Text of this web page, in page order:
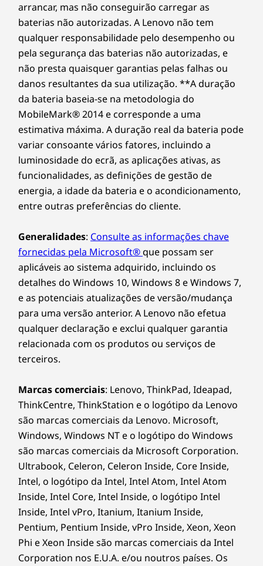
arrancar, mas não conseguirão carregar as
baterias não autorizadas. A Lenovo não tem
qualquer responsabilidade pelo desempenho ou
pela segurança das baterias não autorizadas, e
não presta quaisquer garantias pelas falhas ou
danos resultantes da sua utilização. **A duração
da bateria baseia-se na metodologia do
MobileMark® 2014 e corresponde a uma
estimativa máxima. A duração real da bateria pode
variar consoante vários fatores, incluindo a
luminosidade do ecrã, as aplicações ativas, as
funcionalidades, as definições de gestão de
energia, a idade da bateria e o acondicionamento,
entre outras preferências do cliente.
Generalidades: Consulte as informações chave
fornecidas pela Microsoft®que possam ser
aplicáveis ao sistema adquirido, incluindo os
detalhes do Windows 10, Windows 8 e Windows 7,
e as potenciais atualizações de versão/mudança
para uma versão anterior. A Lenovo não efetua
qualquer declaração e exclui qualquer garantia
relacionada com os produtos ou serviços de
terceiros.
Marcas comerciais: Lenovo, ThinkPad, Ideapad,
ThinkCentre, ThinkStation e o logótipo da Lenovo
são marcas comerciais da Lenovo. Microsoft,
Windows, Windows NT e o logótipo do Windows
são marcas comerciais da Microsoft Corporation.
Ultrabook, Celeron, Celeron Inside, Core Inside,
Intel, o logótipo da Intel, Intel Atom, Intel Atom
Inside, Intel Core, Intel Inside, o logótipo Intel
Inside, Intel vPro, Itanium, Itanium Inside,
Pentium, Pentium Inside, vPro Inside, Xeon, Xeon
Phi e Xeon Inside são marcas comerciais da Intel
Corporation nos E.U.A. e/ou noutros países. Os